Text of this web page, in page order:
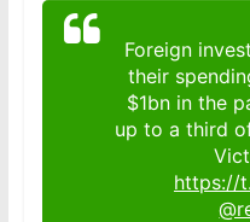
Foreign
their
$1bn in the
up to a third
https://